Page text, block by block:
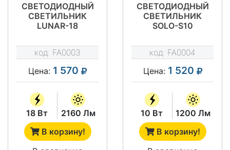
СВЕТОДИОДНЫЙ
СВЕТИЛЬНИК
LUNAR-18
код: FA0003
Цена: 1 570
18 Вт
2160 Лм
В корзину!
СВЕТОДИОДНЫЙ
СВЕТИЛЬНИК
SOLO-S10
код: FA0004
Цена: 1 520
10 Вт
1200 Лм
В корзину!